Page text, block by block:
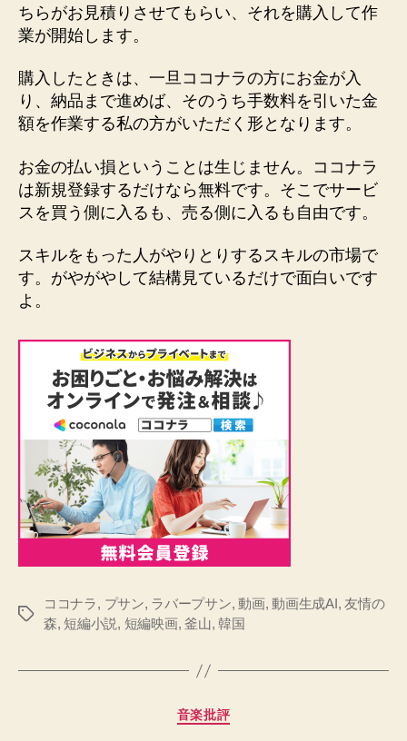
ちらがお見積りさせてもらい、それを購入して作
業が開始します。
購入したときは、一旦ココナラの方にお金が入
り、納品まで進めば、そのうち手数料を引いた金
額を作業する私の方がいただく形となります。
お金の払い損ということは生じません。ココナラ
は新規登録するだけなら無料です。そこでサービ
スを買う側に入るも、売る側に入るも自由です。
スキルをもった人がやりとりするスキルの市場で
す。がやがやして結構見ているだけで面白いです
よ。
タ
ココナラ, プサン, ラバープサン,動画,動画生成AI,友情の
森,短編小説, 短編映画,釜山,韓国
カ
音楽批評